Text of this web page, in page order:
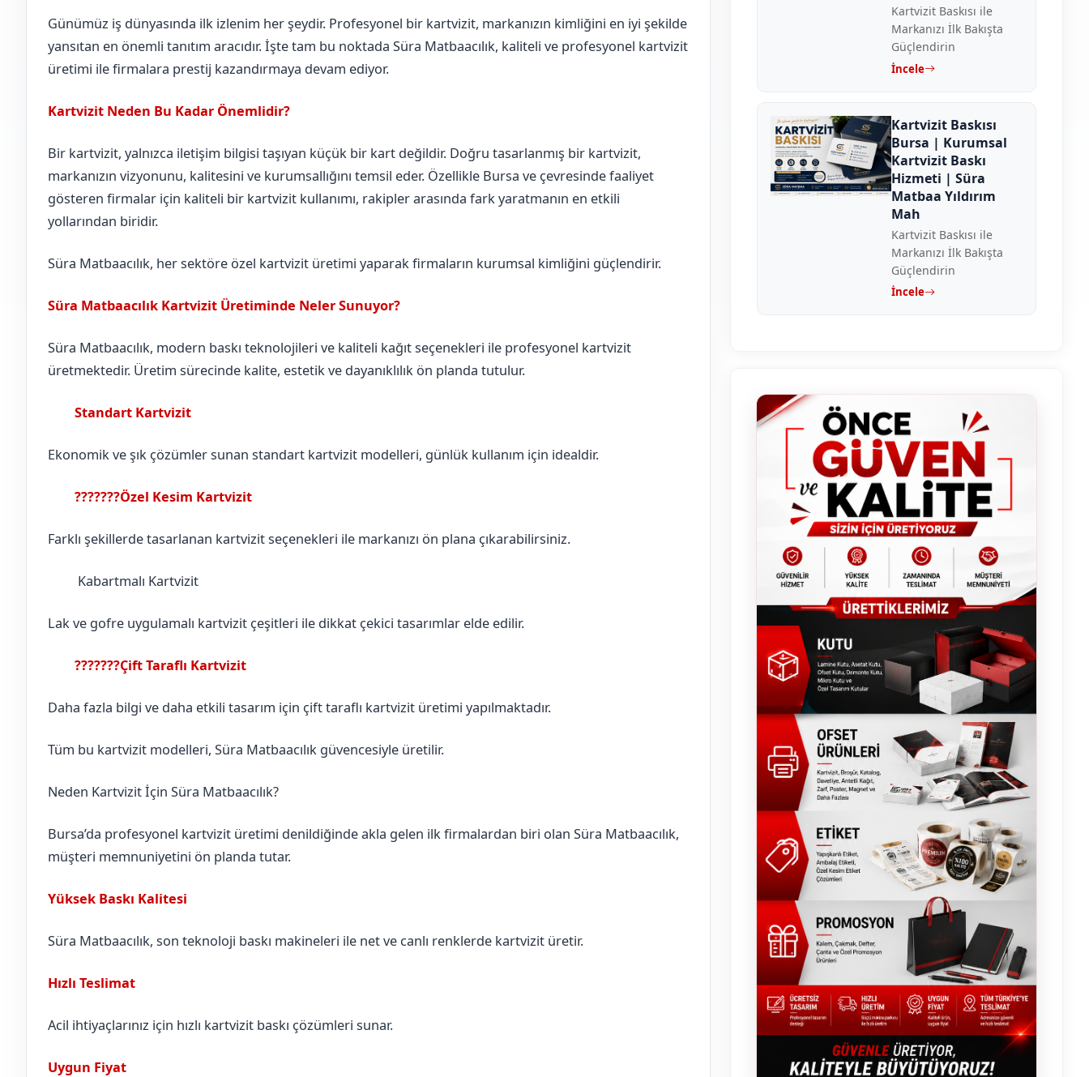
Günümüz iş dünyasında ilk izlenim her şeydir. Profesyonel bir kartvizit, markanızın kimliğini en iyi şekilde
yansıtan en önemli tanıtım aracıdır. İşte tam bu noktada Süra Matbaacılık, kaliteli ve profesyonel kartvizit
üretimi ile firmalara prestij kazandırmaya devam ediyor.
Kartvizit Neden Bu Kadar Önemlidir?
Bir kartvizit, yalnızca iletişim bilgisi taşıyan küçük bir kart değildir. Doğru tasarlanmış bir kartvizit,
markanızın vizyonunu, kalitesini ve kurumsallığını temsil eder. Özellikle Bursa ve çevresinde faaliyet
gösteren firmalar için kaliteli bir kartvizit kullanımı, rakipler arasında fark yaratmanın en etkili
yollarından biridir.
Süra Matbaacılık, her sektöre özel kartvizit üretimi yaparak firmaların kurumsal kimliğini güçlendirir.
Süra Matbaacılık Kartvizit Üretiminde Neler Sunuyor?
Süra Matbaacılık, modern baskı teknolojileri ve kaliteli kağıt seçenekleri ile profesyonel kartvizit
üretmektedir. Üretim sürecinde kalite, estetik ve dayanıklılık ön planda tutulur.
Standart Kartvizit
Ekonomik ve şık çözümler sunan standart kartvizit modelleri, günlük kullanım için idealdir.
???????Özel Kesim Kartvizit
Farklı şekillerde tasarlanan kartvizit seçenekleri ile markanızı ön plana çıkarabilirsiniz.
Kabartmalı Kartvizit
Lak ve gofre uygulamalı kartvizit çeşitleri ile dikkat çekici tasarımlar elde edilir.
???????Çift Taraflı Kartvizit
Daha fazla bilgi ve daha etkili tasarım için çift taraflı kartvizit üretimi yapılmaktadır.
Tüm bu kartvizit modelleri, Süra Matbaacılık güvencesiyle üretilir.
Neden Kartvizit İçin Süra Matbaacılık?
Bursa’da profesyonel kartvizit üretimi denildiğinde akla gelen ilk firmalardan biri olan Süra Matbaacılık,
müşteri memnuniyetini ön planda tutar.
Yüksek Baskı Kalitesi
Süra Matbaacılık, son teknoloji baskı makineleri ile net ve canlı renklerde kartvizit üretir.
Hızlı Teslimat
Acil ihtiyaçlarınız için hızlı kartvizit baskı çözümleri sunar.
Uygun Fiyat
Kartvizit Baskısı ile
Markanızı İlk Bakışta
Güçlendirin
İncele
Kartvizit Baskısı
Bursa | Kurumsal
Kartvizit Baskı
Hizmeti | Süra
Matbaa Yıldırım
Mah
Kartvizit Baskısı ile
Markanızı İlk Bakışta
Güçlendirin
İncele